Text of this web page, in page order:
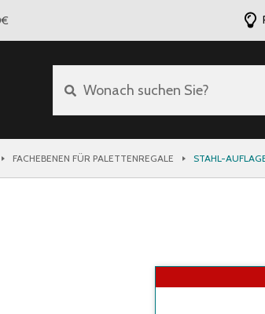
Wonach suchen Sie?
FACHEBENEN FÜR PALETTENREGALE STAHL-